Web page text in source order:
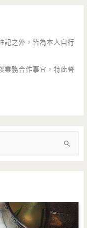
記之外，皆為本人自行
業務合作事宜，特此聲